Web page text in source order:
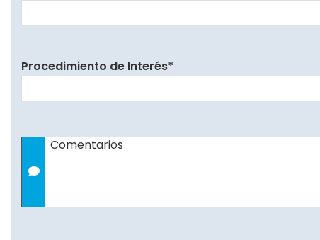
Procedimiento de Interés*
Comentarios